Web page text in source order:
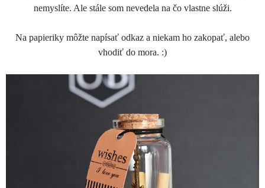
nemyslíte. Ale stále som nevedela na čo vlastne slúži.
Na papieriky môžte napísať odkaz a niekam ho zakopať, alebo
vhodiť do mora. :)